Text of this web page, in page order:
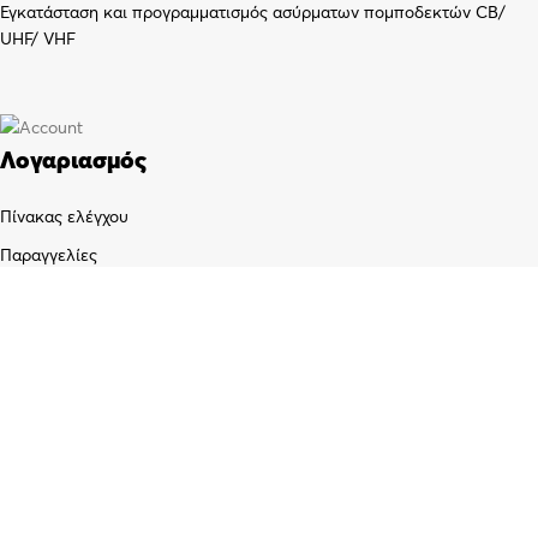
Εγκατάσταση και προγραμματισμός ασύρματων πομποδεκτών CB/
UHF/ VHF
Λογαριασμός
Πίνακας ελέγχου
Παραγγελίες